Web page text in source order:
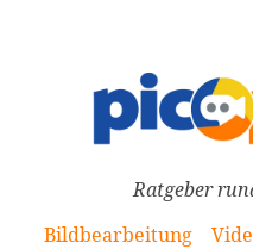
Ratgeber
Bildbearbeitung